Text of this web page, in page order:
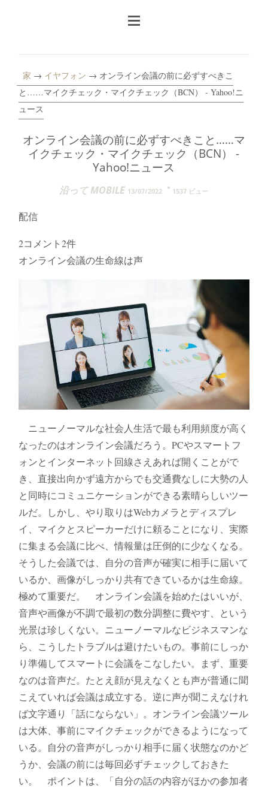
家 → イヤフォン → オンライン会議の前に必ずすべきこ
と……マイクチェック・マイクチェック（BCN） - Yahoo!ニ
ュース
オンライン会議の前に必ずすべきこと……マ
イクチェック・マイクチェック（BCN） -
Yahoo!ニュース
沿って MOBILE 13/07/2022 1537 ビュー
配信
2コメント2件
オンライン会議の生命線は声
ニューノーマルな社会人生活で最も利用頻度が高く
なったのはオンライン会議だろう。PCやスマートフ
ォンとインターネット回線さえあれば開くことがで
き、直接出向かず遠方からでも交通費なしに大勢の人
と同時にコミュニケーションができる素晴らしいツー
ルだ。しかし、やり取りはWebカメラとディスプレ
イ、マイクとスピーカーだけに頼ることになり、実際
に集まる会議に比べ、情報量は圧倒的に少なくなる。
そうした会議では、自分の音声が確実に相手に届いて
いるか、画像がしっかり共有できているかは生命線。
極めて重要だ。 オンライン会議を始めたはいいが、
音声や画像が不調で最初の数分調整に費やす、という
光景は珍しくない。ニューノーマルなビジネスマンな
ら、こうしたトラブルは避けたいもの。事前にしっか
り準備してスマートに会議をこなしたい。まず、重要
なのは音声だ。たとえ顔が見えなくとも声が普通に聞
こえていれば会議は成立する。逆に声が聞こえなけれ
ば文字通り「話にならない」。オンライン会議ツール
は大体、事前にマイクチェックができるようになって
いる。自分の音声がしっかり相手に届く状態なのかど
うか、会議の前には毎回必ずチェックしておきた
い。 ポイントは、「自分の話の内容がほかの参加者